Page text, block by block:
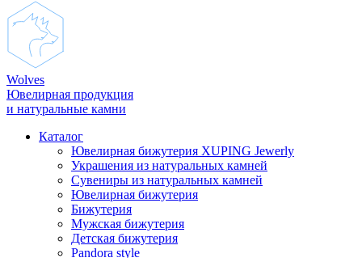
Wolves
Ювелирная продукция
и натуральные камни
Каталог
Ювелирная бижутерия XUPING Jewerly
Украшения из натуральных камней
Сувениры из натуральных камней
Ювелирная бижутерия
Бижутерия
Мужская бижутерия
Детская бижутерия
Pandora style